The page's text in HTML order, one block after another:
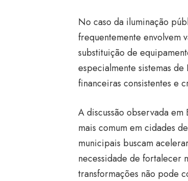
No caso da iluminação
frequentemente envolvem
substituição de
especialmente sistemas
financeiras consistentes e
A discussão observada
mais comum em cidades
municipais buscam
necessidade de fortalecer
transformações não pode